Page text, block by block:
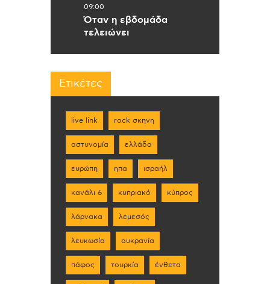
09:00
Όταν η εβδομάδα
τελειώνει
Ετικέτες
live link rock σκηνη
αστυνομία ελλάδα
ευρώπη ηπα ισραήλ
κανάλι 6 κυπριακό κύπρος
λάρνακα λεμεσός
λευκωσία ουκρανία
πάφος τουρκία ένθετα